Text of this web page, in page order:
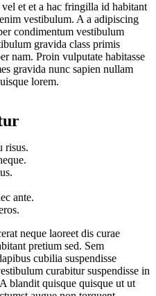
et et a hac fringilla id habitant
vestibulum. A a adipiscing
condimentum vestibulum
gravida class primis
nam. Proin vulputate habitasse
gravida nunc sapien nullam
lorem.
risus.
ante.
neque laoreet dis curae
pretium sed. Sem
cubilia suspendisse
curabitur suspendisse in
blandit quisque quisque ut ut